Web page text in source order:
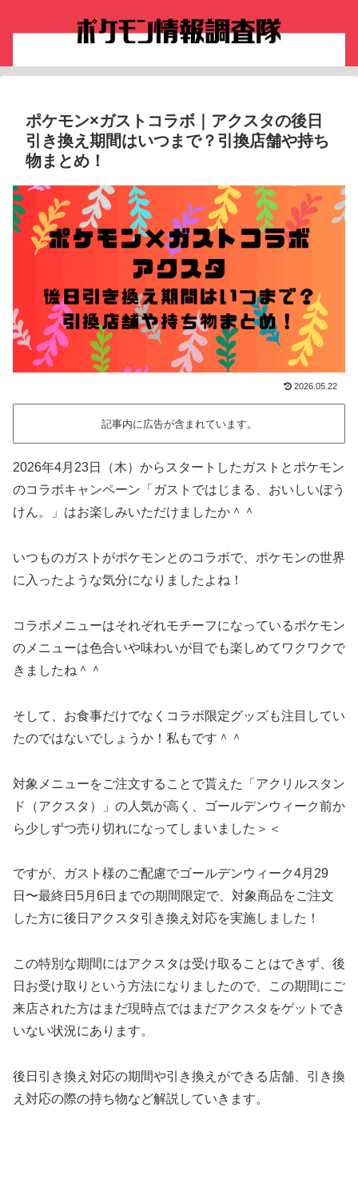
ポケモン×ガストコラボ｜アクスタの後日
引き換え期間はいつまで？引換店舗や持ち
物まとめ！
2026.05.22
記事内に広告が含まれています。
2026年4月23日（木）からスタートしたガストとポケモン
のコラボキャンペーン「ガストではじまる、おいしいぼう
けん。」はお楽しみいただけましたか＾＾
いつものガストがポケモンとのコラボで、ポケモンの世界
に入ったような気分になりましたよね！
コラボメニューはそれぞれモチーフになっているポケモン
のメニューは色合いや味わいが目でも楽しめてワクワクで
きましたね＾＾
そして、お食事だけでなくコラボ限定グッズも注目してい
たのではないでしょうか！私もです＾＾
対象メニューをご注文することで貰えた「アクリルスタン
ド（アクスタ）」の人気が高く、ゴールデンウィーク前か
ら少しずつ売り切れになってしまいました＞＜
ですが、ガスト様のご配慮でゴールデンウィーク4月29
日〜最終日5月6日までの期間限定で、対象商品をご注文
した方に後日アクスタ引き換え対応を実施しました！
この特別な期間にはアクスタは受け取ることはできず、後
日お受け取りという方法になりましたので、この期間にご
来店された方はまだ現時点ではまだアクスタをゲットでき
いない状況にあります。
後日引き換え対応の期間や引き換えができる店舗、引き換
え対応の際の持ち物など解説していきます。